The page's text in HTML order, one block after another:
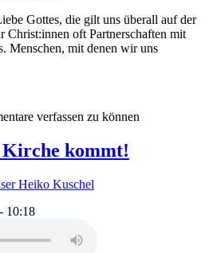
Gottes, die gilt uns überall auf der
Christ:innen oft Partnerschaften mit
Menschen, mit denen wir uns
verfassen zu können
kommt!
10:18